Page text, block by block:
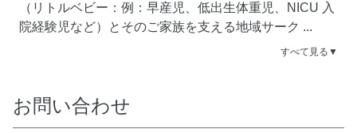
（リトルベビー：例：早産児、低出生体重児、NICU 入
院経験児など）とそのご家族を支える地域サーク ...
すべて見る▼
お問い合わせ